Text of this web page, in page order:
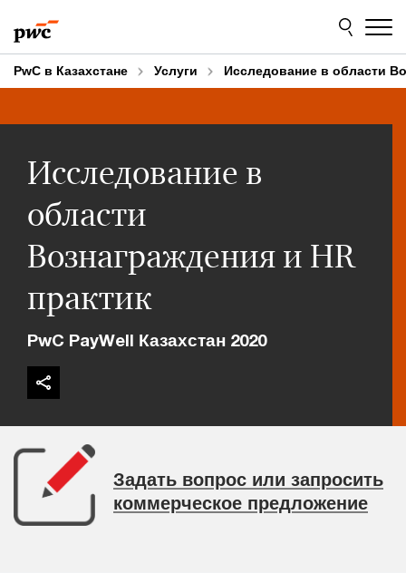
to
content
to
footer
PwC в Казахстане Услуги Исследование в области
Исследование в
области
Вознаграждения и HR
практик
PwC PayWell Казахстан 2020
Задать вопрос или запросить
коммерческое предложение